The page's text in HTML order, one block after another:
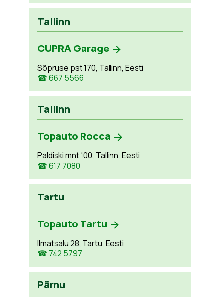
Tallinn
CUPRA Garage
Sõpruse pst 170, Tallinn, Eesti
☎ 667 5566
Tallinn
Topauto Rocca
Paldiski mnt 100, Tallinn, Eesti
☎ 617 7080
Tartu
Topauto Tartu
Ilmatsalu 28, Tartu, Eesti
☎ 742 5797
Pärnu